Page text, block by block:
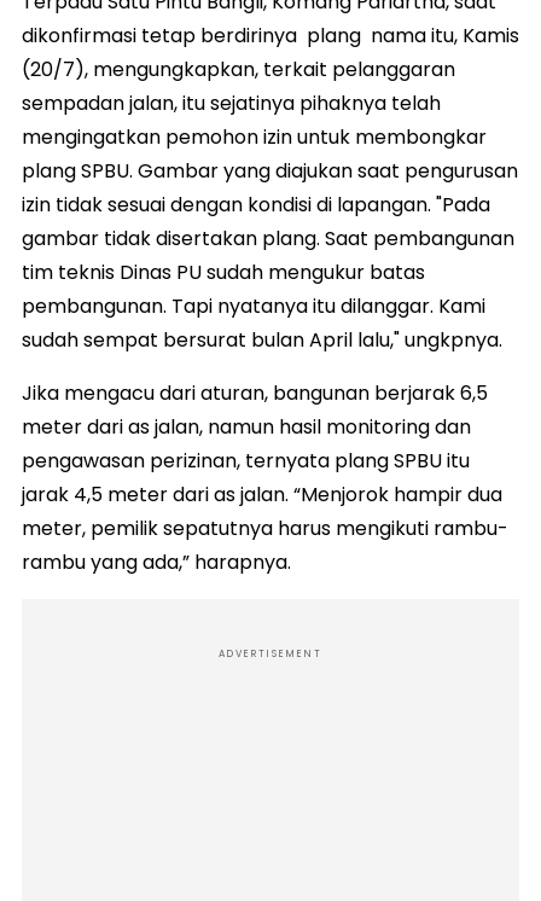
dikonfirmasi tetap berdirinya plang nama itu, Kamis
(20/7), mengungkapkan, terkait pelanggaran
sempadan jalan, itu sejatinya pihaknya telah
mengingatkan pemohon izin untuk membongkar
plang SPBU. Gambar yang diajukan saat pengurusan
izin tidak sesuai dengan kondisi di lapangan. "Pada
gambar tidak disertakan plang. Saat pembangunan
tim teknis Dinas PU sudah mengukur batas
pembangunan. Tapi nyatanya itu dilanggar. Kami
sudah sempat bersurat bulan April lalu," ungkpnya.
Jika mengacu dari aturan, bangunan berjarak 6,5
meter dari as jalan, namun hasil monitoring dan
pengawasan perizinan, ternyata plang SPBU itu
jarak 4,5 meter dari as jalan. “Menjorok hampir dua
meter, pemilik sepatutnya harus mengikuti rambu-
rambu yang ada,” harapnya.
ADVERTISEMENT